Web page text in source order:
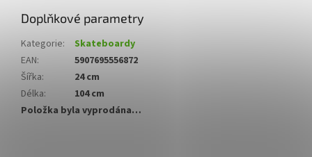
Doplňkové parametry
Kategorie:
Skateboardy
EAN:
5907695556872
Šířka:
24 cm
Délka:
104 cm
Položka byla vyprodána…